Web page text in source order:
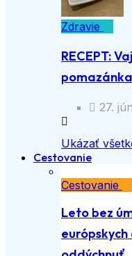
Zdravie
RECEPT:
pomazánka
27.
Ukázať
Cestovanie
Cestovanie
Leto bez